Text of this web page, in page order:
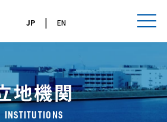
JP| EN
地機関
INSTITUTIONS